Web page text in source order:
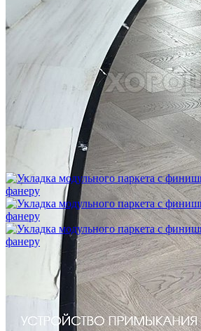
Укладка модульного паркета с